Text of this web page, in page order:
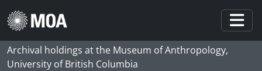
Skip to main content
Archival holdings at the Museum of Anthropology,
University of British Columbia